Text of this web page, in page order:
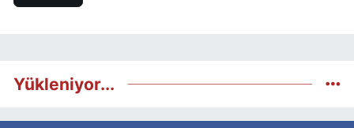
Yükleniyor...